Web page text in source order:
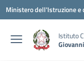
Vai ai contenuti
Vai al menu di navigazione
Vai al footer
Ministero dell'Istruzione e
Istituto